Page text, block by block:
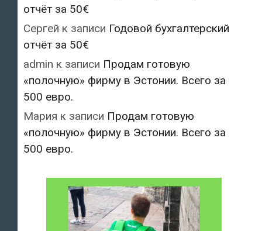
отчёт за 50€
Сергей к записи Годовой бухгалтерский
отчёт за 50€
admin к записи Продам готовую
«полочную» фирму в Эстонии. Всего за
500 евро.
Мария к записи Продам готовую
«полочную» фирму в Эстонии. Всего за
500 евро.